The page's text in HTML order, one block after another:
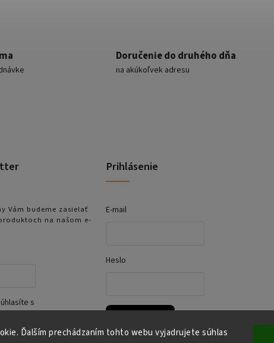
Ďalším prechádzaním tohto webu vyjadrujete súhlas
Doručenie do druhého dňa
na akúkoľvek adresu
Vám budeme zasielať
na našom e-
s
osobných
Prihlásenie
E-mail
Heslo